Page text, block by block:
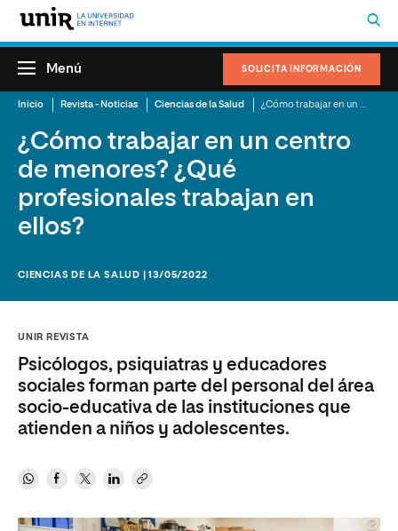
SOLICITA INFORMACIÓN
Menú
Inicio Revista - Noticias Ciencias de la Salud
¿Cómo trabajar en un centro
de menores? ¿Qué
profesionales trabajan en
ellos?
CIENCIAS DE LA SALUD | 13/05/2022
UNIR REVISTA
Psicólogos, psiquiatras y educadores
sociales forman parte del personal del área
socio-educativa de las instituciones que
atienden a niños y adolescentes.